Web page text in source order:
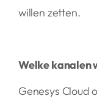
willen zetten.
Welke kanalen
Genesys Cloud